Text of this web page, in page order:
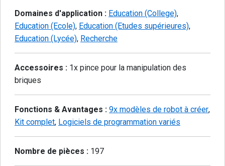
Domaines d'application : Education (College),
Education (Ecole), Education (Etudes supérieures),
Education (Lycée), Recherche
Accessoires : 1x pince pour la manipulation des
briques
Fonctions & Avantages : 9x modèles de robot à créer,
Kit complet, Logiciels de programmation variés
Nombre de pièces : 197